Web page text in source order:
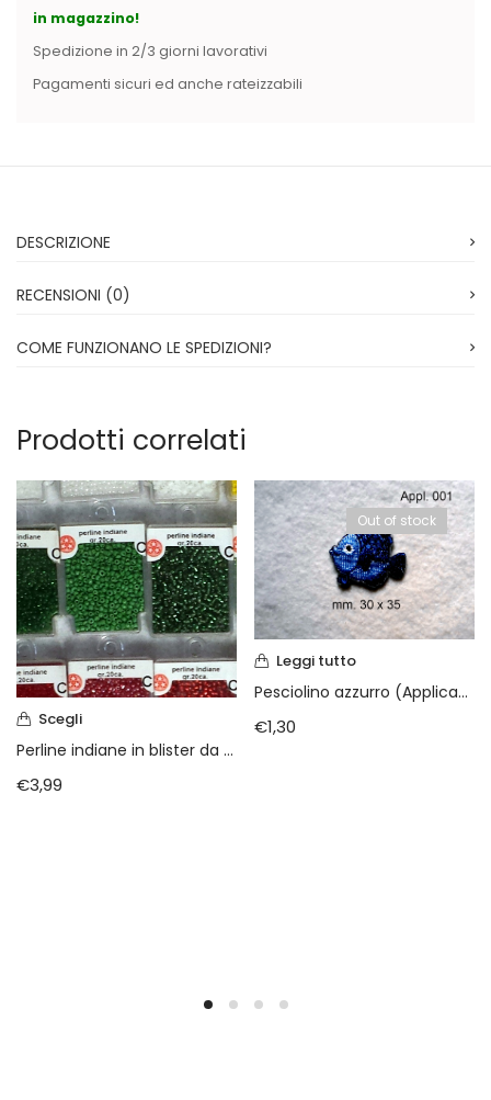
Canovacci Completi di Filati e Ago (24)
Set di Bottoni Vintage (77)
Swarovski (2)
in magazzino!
Spedizione in 2/3 giorni lavorativi
Pagamenti sicuri ed anche rateizzabili
DESCRIZIONE
RECENSIONI (0)
COME FUNZIONANO LE SPEDIZIONI?
Prodotti correlati
Scegli
Perline indiane in blister da gr 20
€3,99
Out of stock
Leggi tutto
Pesciolino azzurro (Applicazione termo adesiva )
€1,30